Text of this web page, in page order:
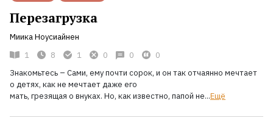
Перезагрузка
Миика Ноусиайнен
1
8 1 0 0
0
Знакомьтесь – Сами, ему почти сорок, и он так отчаянно мечтает
о детях, как не мечтает даже его
мать, грезящая о внуках. Но, как известно, папой не...Ещё